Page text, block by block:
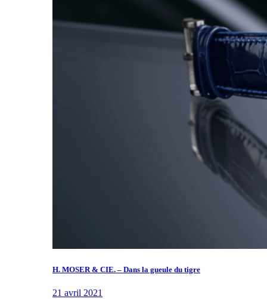
H. MOSER & CIE. – Dans la gueule du tigre
21 avril 2021